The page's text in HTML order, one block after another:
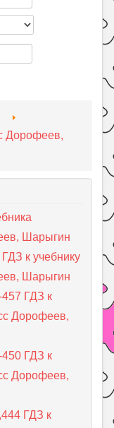
Дорофеев,
Шарыгин
к учебнику
Шарыгин
ГДЗ к
Дорофеев,
ГДЗ к
Дорофеев,
ГДЗ к